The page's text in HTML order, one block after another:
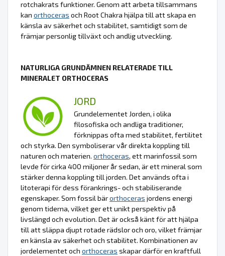
rotchakrats funktioner. Genom att arbeta tillsammans
kan orthoceras och Root Chakra hjälpa till att skapa en
känsla av säkerhet och stabilitet, samtidigt som de
främjar personlig tillväxt och andlig utveckling.
NATURLIGA GRUNDÄMNEN RELATERADE TILL
MINERALET ORTHOCERAS
JORD
Grundelementet Jorden, i olika
filosofiska och andliga traditioner,
förknippas ofta med stabilitet, fertilitet
och styrka. Den symboliserar vår direkta koppling till
naturen och materien. orthoceras, ett marinfossil som
levde för cirka 400 miljoner år sedan, är ett mineral som
stärker denna koppling till jorden. Det används ofta i
litoterapi för dess förankrings- och stabiliserande
egenskaper. Som fossil bärorthoceras jordens energi
genom tiderna, vilket ger ett unikt perspektiv på
livslängd och evolution. Det är också känt för att hjälpa
till att släppa djupt rotade rädslor och oro, vilket främjar
en känsla av säkerhet och stabilitet. Kombinationen av
jordelementet och orthoceras skapar därför en kraftfull